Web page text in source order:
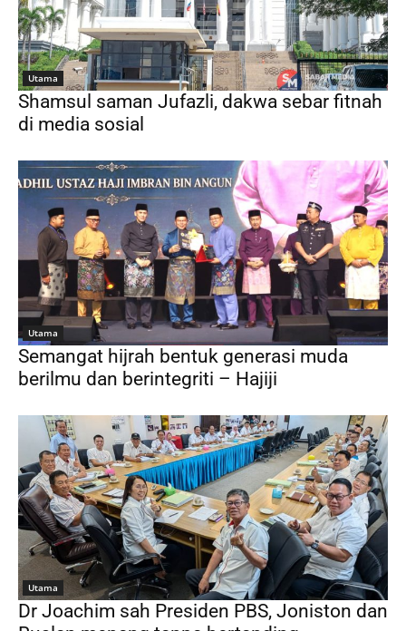
Utama
Shamsul saman Jufazli, dakwa sebar fitnah
di media sosial
Utama
Semangat hijrah bentuk generasi muda
berilmu dan berintegriti – Hajiji
Utama
Dr Joachim sah Presiden PBS, Joniston dan